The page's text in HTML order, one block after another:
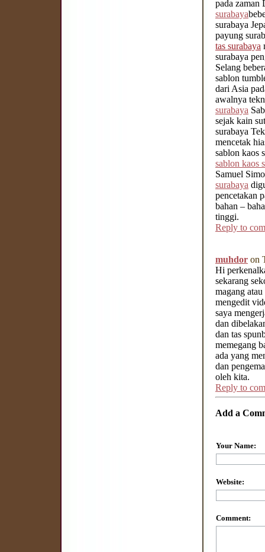
pada
surabaya
surabaya
payung
tas surabaya
surabaya
Selang
sablon
dari Asia
awalnya
surabaya
sejak kain
surabaya
mencetak
sablon kaos
sablon kaos
Samuel
surabaya
pencetakan
bahan –
tinggi.
Reply to
muhdor on
Hi
sekarang
magang
mengedit
saya
dan
dan tas
memegang
ada yang
dan
oleh kita.
Reply to
Add a
Your Name:
Website:
Comment: